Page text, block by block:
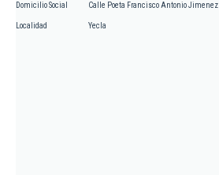
Domicilio Social Calle Poeta Francisco Antonio Jimenez
Localidad Yecla